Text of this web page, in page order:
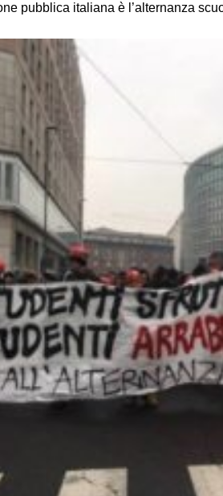
pubblica italiana è l’alternanza